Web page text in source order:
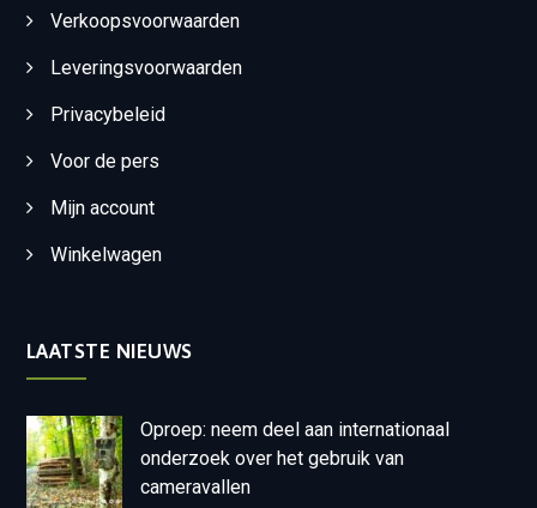
Verkoopsvoorwaarden
Leveringsvoorwaarden
Privacybeleid
Voor de pers
Mijn account
Winkelwagen
LAATSTE NIEUWS
Oproep: neem deel aan internationaal
onderzoek over het gebruik van
cameravallen